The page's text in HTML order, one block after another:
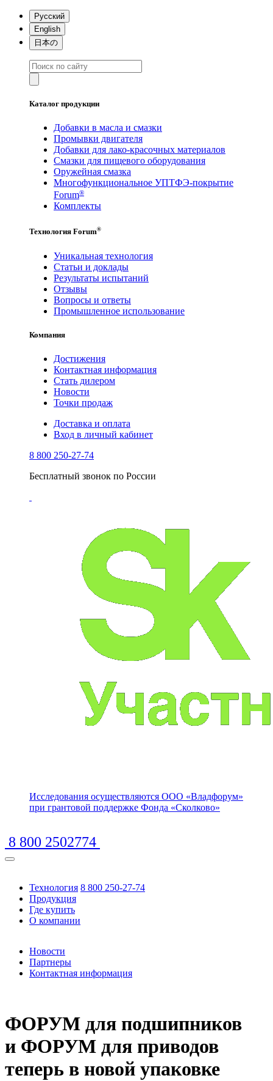
Русский
English
日本の
Каталог продукции
Добавки в масла и смазки
Промывки двигателя
Добавки для лако-красочных материалов
Смазки для пищевого оборудования
Оружейная смазка
Многофункциональное УПТФЭ-покрытие
Forum®
Комплекты
Технология Forum®
Уникальная технология
Статьи и доклады
Результаты испытаний
Отзывы
Вопросы и ответы
Промышленное использование
Компания
Достижения
Контактная информация
Стать дилером
Новости
Точки продаж
Доставка и оплата
Вход в личный кабинет
8 800 250-27-74
Бесплатный звонок по России
Исследования осуществляются ООО «Владфорум»
при грантовой поддержке Фонда «Сколково»
8 800 2502774
Технология
Продукция
Где купить
О компании
8 800 250-27-74
Новости
Партнеры
Контактная информация
ФОРУМ для подшипников
и ФОРУМ для приводов
теперь в новой упаковке